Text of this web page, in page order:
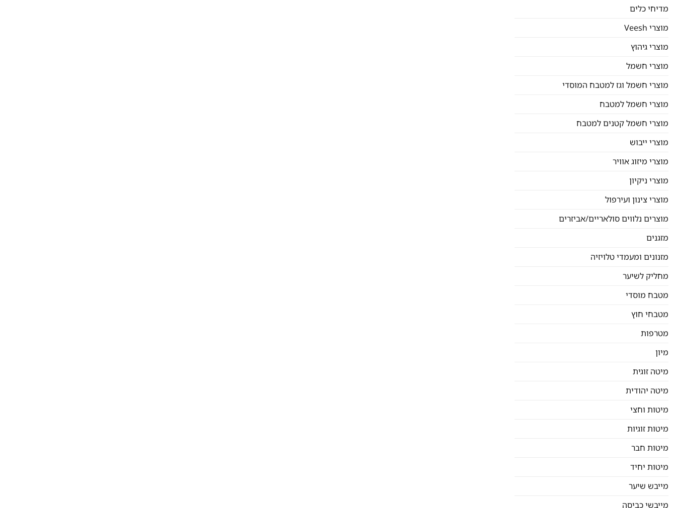
מדיחי כלים
מוצרי Veesh
מוצרי גיהוץ
מוצרי חשמל
מוצרי חשמל וגז למטבח המוסדי
מוצרי חשמל למטבח
מוצרי חשמל קטנים למטבח
מוצרי ייבוש
מוצרי מיזוג אוויר
מוצרי ניקיון
מוצרי צינון ועירפול
מוצרים נלווים סולאריים/אביזרים
מזגנים
מזנונים ומעמדי טלויזיה
מחליק לשיער
מטבח מוסדי
מטבחי חוץ
מטרפות
מיון
מיטה זוגית
מיטה יהודית
מיטות וחצי
מיטות זוגיות
מיטות חבר
מיטות יחיד
מייבש שיער
מייבשי כביסה